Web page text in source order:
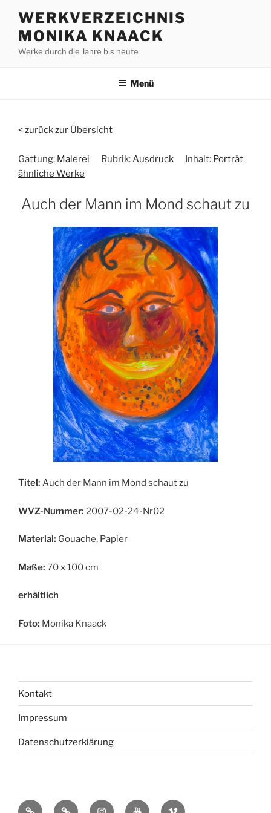
Inhalt
springen
WERKVERZEICHNIS
MONIKA KNAACK
Werke durch die Jahre bis heute
Menü
< zurück zur Übersicht
Gattung: Malerei Rubrik: Ausdruck Inhalt: Porträt
ähnliche Werke
Auch der Mann im Mond schaut zu
Titel: Auch der Mann im Mond schaut zu
WVZ-Nummer: 2007-02-24-Nr02
Material: Gouache, Papier
Maße: 70 x 100 cm
erhältlich
Foto: Monika Knaack
Kontakt
Impressum
Datenschutzerklärung
bsky MastadonInstagramYou Vimeo